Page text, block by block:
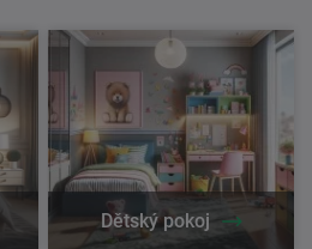
Dětský pokoj